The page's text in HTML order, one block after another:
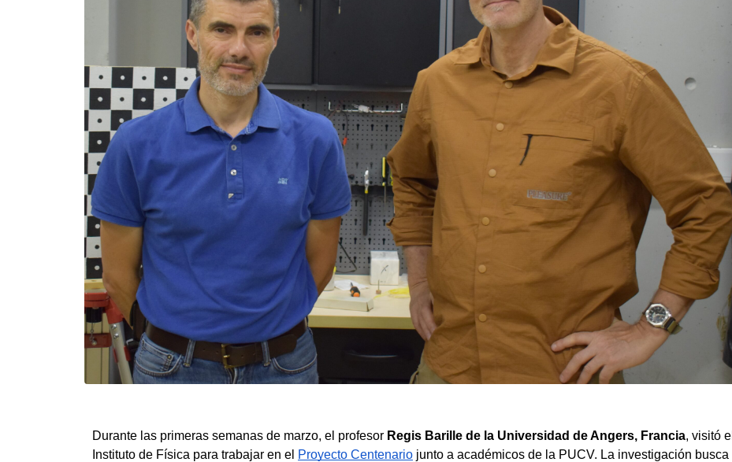
Durante las primeras semanas de marzo, el profesor Regis Bari lle de la Universidad de Angers, Francia, visitó el
Instituto de Física para trabajar en el Proyecto Centenario junto a académicos de la PUCV. La investigación busca